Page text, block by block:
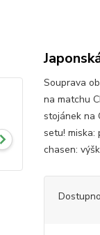
Souprava
na matchu
stojánek na
setu! miska:
chasen: